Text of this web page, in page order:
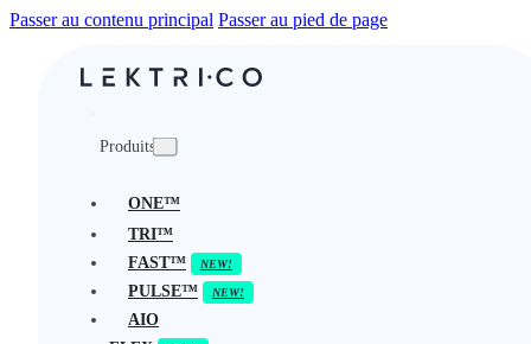
Passer au contenu principal Passer au pied de page
Produits
ONE™
TRI™
FAST™
PULSE™
AIO